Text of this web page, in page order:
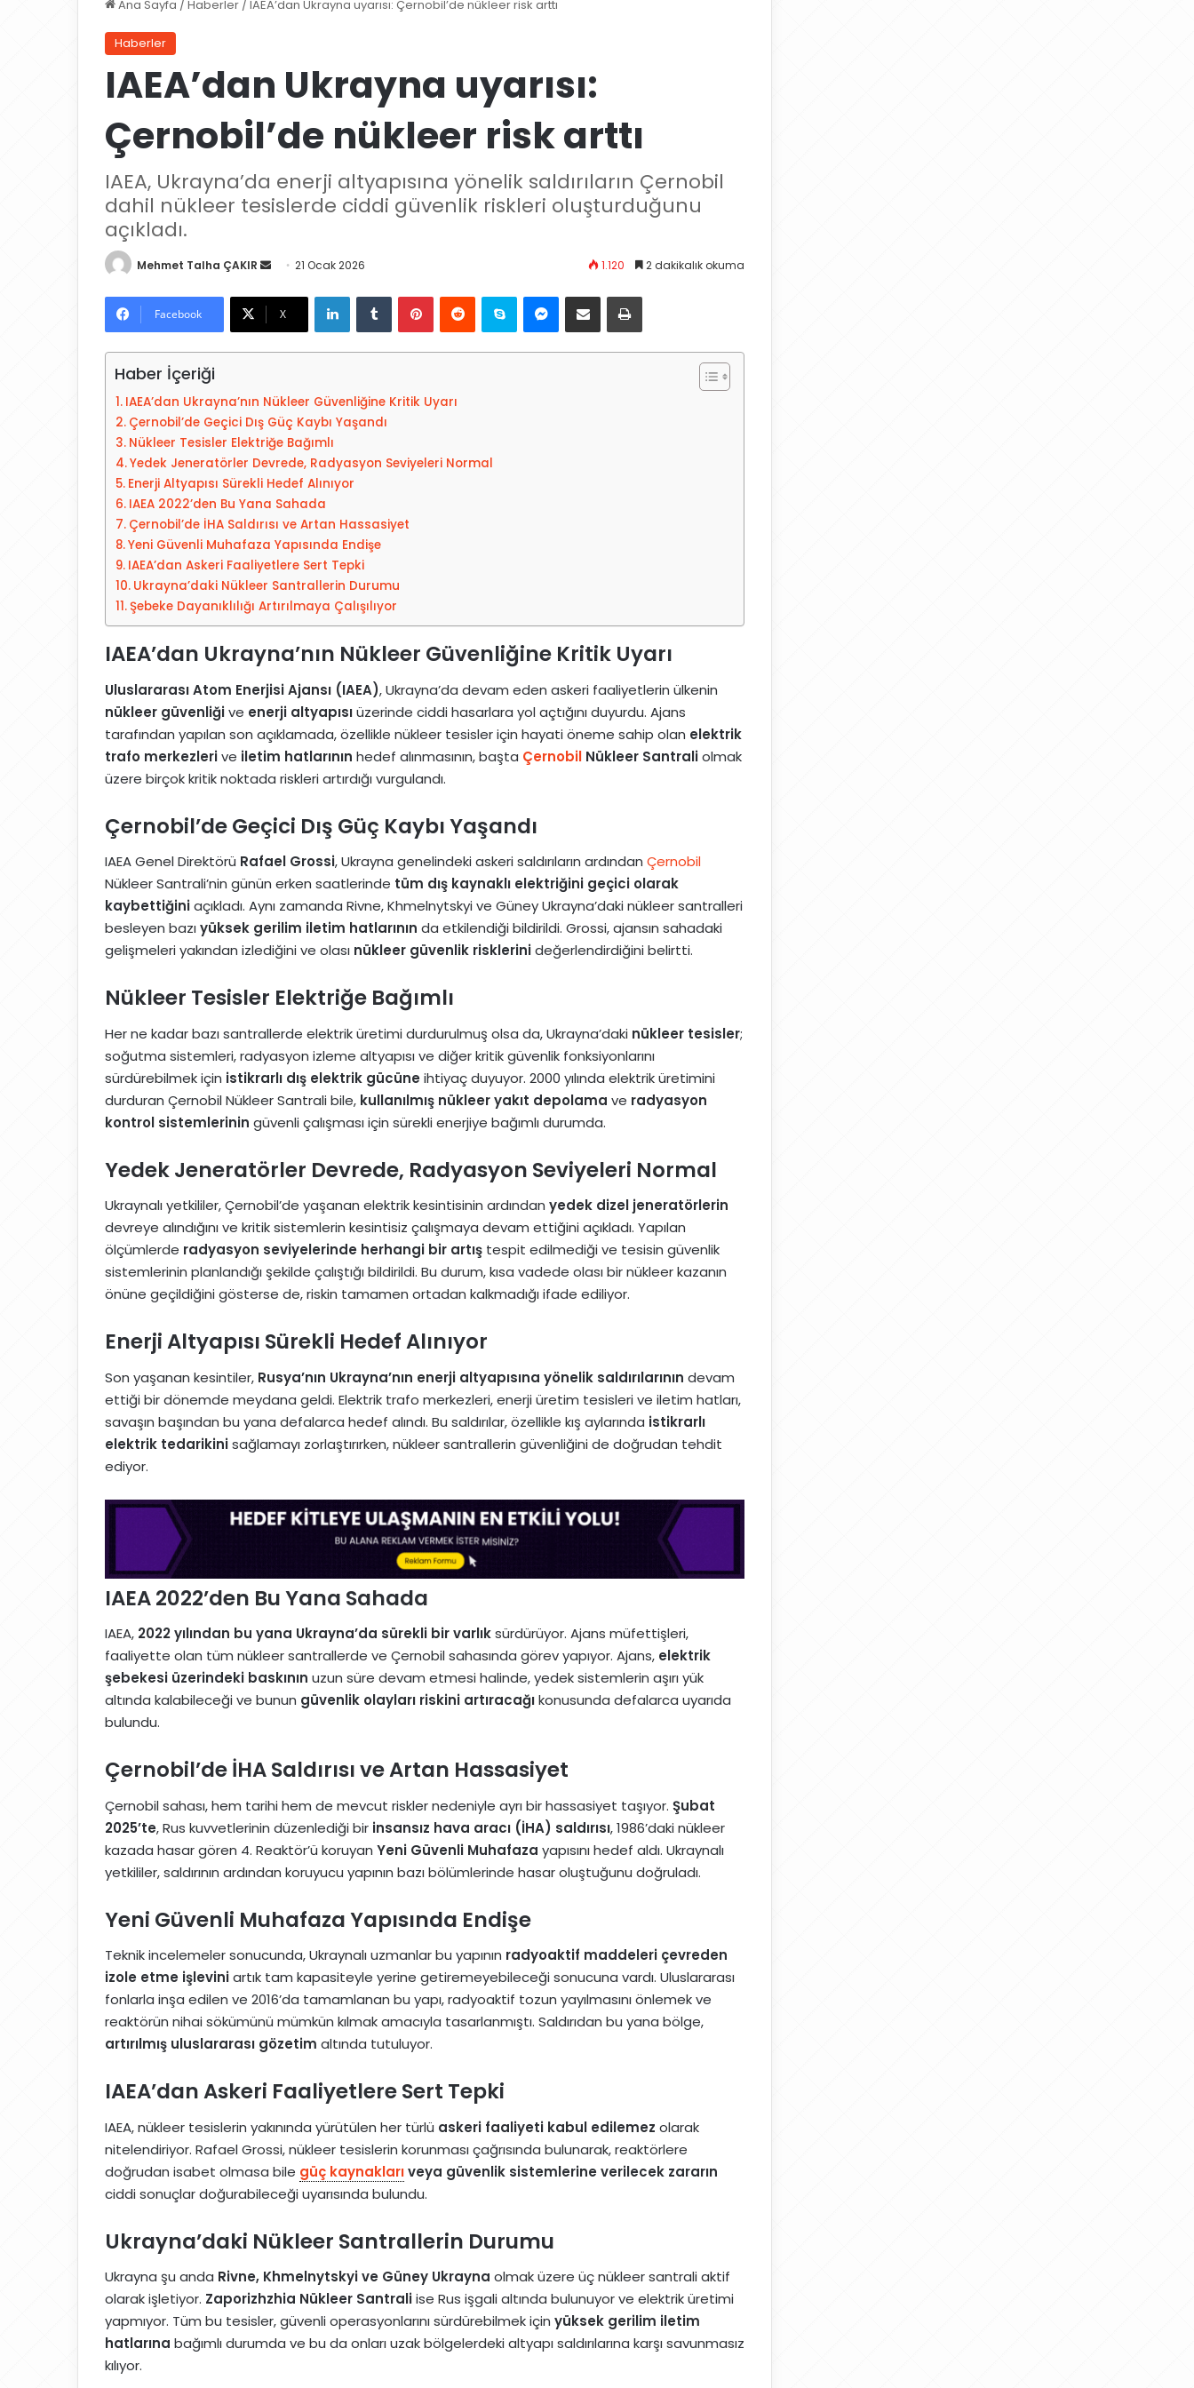
Ana Sayfa /Haberler /IAEA’dan Ukrayna uyarısı: Çernobil’de nükleer risk arttı
Haberler
IAEA’dan Ukrayna uyarısı:
Çernobil’de nükleer risk arttı
IAEA, Ukrayna’da enerji altyapısına yönelik saldırıların Çernobil
dahil nükleer tesislerde ciddi güvenlik riskleri oluşturduğunu
açıkladı.
Mehmet Talha ÇAKIR
e
-
o
s
t
a
g
ö
n
d
e
r
m
e
k
21 Ocak 2026 1.120 2 dakikalık okuma
Facebook X
LinkedIn Skype
Haber İçeriği
IAEA’dan Ukrayna’nın Nükleer Güvenliğine Kritik Uyarı
Çernobil’de Geçici Dış Güç Kaybı Yaşandı
Nükleer Tesisler Elektriğe Bağımlı
Yedek Jeneratörler Devrede, Radyasyon Seviyeleri Normal
Enerji Altyapısı Sürekli Hedef Alınıyor
IAEA 2022’den Bu Yana Sahada
Çernobil’de İHA Saldırısı ve Artan Hassasiyet
Yeni Güvenli Muhafaza Yapısında Endişe
IAEA’dan Askeri Faaliyetlere Sert Tepki
Ukrayna’daki Nükleer Santrallerin Durumu
Şebeke Dayanıklılığı Artırılmaya Çalışılıyor
IAEA’dan Ukrayna’nın Nükleer Güvenliğine Kritik Uyarı
Uluslararası Atom Enerjisi Ajansı (IAEA), Ukrayna’da devam eden askeri faaliyetlerin ülkenin
nükleer güvenliğive enerji altyapısıüzerinde ciddi hasarlara yol açtığını duyurdu. Ajans
tarafından yapılan son açıklamada, özellikle nükleer tesisler için hayati öneme sahip olan elektrik
trafo merkezlerive iletim hatlarının hedef alınmasının, başta Çernobil Nükleer Santraliolmak
üzere birçok kritik noktada riskleri artırdığı vurgulandı.
Çernobil’de Geçici Dış Güç Kaybı Yaşandı
IAEA Genel Direktörü Rafael Grossi, Ukrayna genelindeki askeri saldırıların ardından Çernobil
Nükleer Santrali’nin günün erken saatlerinde tüm dış kaynaklı elektriğini geçici olarak
kaybettiğiniaçıkladı. Aynı zamanda Rivne, Khmelnytskyi ve Güney Ukrayna’daki nükleer santralleri
besleyen bazıyüksek gerilim iletim hatlarının da etkilendiği bildirildi. Grossi, ajansın sahadaki
gelişmeleri yakından izlediğini ve olası nükleer güvenlik risklerinideğerlendirdiğini belirtti.
Nükleer Tesisler Elektriğe Bağımlı
Her ne kadar bazı santrallerde elektrik üretimi durdurulmuş olsa da, Ukrayna’daki nükleer tesisler;
soğutma sistemleri, radyasyon izleme altyapısı ve diğer kritik güvenlik fonksiyonlarını
sürdürebilmek için istikrarlı dış elektrik gücüneihtiyaç duyuyor. 2000 yılında elektrik üretimini
durduran Çernobil Nükleer Santrali bile, kullanılmış nükleer yakıt depolama ve radyasyon
kontrol sistemlerinin güvenli çalışması için sürekli enerjiye bağımlı durumda.
Yedek Jeneratörler Devrede, Radyasyon Seviyeleri Normal
Ukraynalı yetkililer, Çernobil’de yaşanan elektrik kesintisinin ardından yedek dizel jeneratörlerin
devreye alındığını ve kritik sistemlerin kesintisiz çalışmaya devam ettiğini açıkladı. Yapılan
ölçümlerde radyasyon seviyelerinde herhangi bir artış tespit edilmediği ve tesisin güvenlik
sistemlerinin planlandığı şekilde çalıştığı bildirildi. Bu durum, kısa vadede olası bir nükleer kazanın
önüne geçildiğini gösterse de, riskin tamamen ortadan kalkmadığı ifade ediliyor.
Enerji Altyapısı Sürekli Hedef Alınıyor
Son yaşanan kesintiler, Rusya’nın Ukrayna’nın enerji altyapısına yönelik saldırılarının devam
ettiği bir dönemde meydana geldi. Elektrik trafo merkezleri, enerji üretim tesisleri ve iletim hatları,
savaşın başından bu yana defalarca hedef alındı. Bu saldırılar, özellikle kış aylarında istikrarlı
elektrik tedarikinisağlamayı zorlaştırırken, nükleer santrallerin güvenliğini de doğrudan tehdit
ediyor.
IAEA 2022’den Bu Yana Sahada
IAEA, 2022 yılından bu yana Ukrayna’da sürekli bir varlıksürdürüyor. Ajans müfettişleri,
faaliyette olan tüm nükleer santrallerde ve Çernobil sahasında görev yapıyor. Ajans, elektrik
şebekesi üzerindeki baskının uzun süre devam etmesi halinde, yedek sistemlerin aşırı yük
altında kalabileceği ve bunun güvenlik olayları riskini artıracağıkonusunda defalarca uyarıda
bulundu.
Çernobil’de İHA Saldırısı ve Artan Hassasiyet
Çernobil sahası, hem tarihi hem de mevcut riskler nedeniyle ayrı bir hassasiyet taşıyor. Şubat
2025’te, Rus kuvvetlerinin düzenlediği bir insansız hava aracı (İHA) saldırısı, 1986’daki nükleer
kazada hasar gören 4. Reaktör’ü koruyan Yeni Güvenli Muhafaza yapısını hedef aldı. Ukraynalı
yetkililer, saldırının ardından koruyucu yapının bazı bölümlerinde hasar oluştuğunu doğruladı.
Yeni Güvenli Muhafaza Yapısında Endişe
Teknik incelemeler sonucunda, Ukraynalı uzmanlar bu yapının radyoaktif maddeleri çevreden
izole etme işleviniartık tam kapasiteyle yerine getiremeyebileceği sonucuna vardı. Uluslararası
fonlarla inşa edilen ve 2016’da tamamlanan bu yapı, radyoaktif tozun yayılmasını önlemek ve
reaktörün nihai sökümünü mümkün kılmak amacıyla tasarlanmıştı. Saldırıdan bu yana bölge,
artırılmış uluslararası gözetim altında tutuluyor.
IAEA’dan Askeri Faaliyetlere Sert Tepki
IAEA, nükleer tesislerin yakınında yürütülen her türlü askeri faaliyeti kabul edilemez olarak
nitelendiriyor. Rafael Grossi, nükleer tesislerin korunması çağrısında bulunarak, reaktörlere
doğrudan isabet olmasa bile güç kaynaklarıveya güvenlik sistemlerine verilecek zararın
ciddi sonuçlar doğurabileceği uyarısında bulundu.
Ukrayna’daki Nükleer Santrallerin Durumu
Ukrayna şu anda Rivne, Khmelnytskyi ve Güney Ukrayna olmak üzere üç nükleer santrali aktif
olarak işletiyor. Zaporizhzhia Nükleer Santraliise Rus işgali altında bulunuyor ve elektrik üretimi
yapmıyor. Tüm bu tesisler, güvenli operasyonlarını sürdürebilmek için yüksek gerilim iletim
hatlarına bağımlı durumda ve bu da onları uzak bölgelerdeki altyapı saldırılarına karşı savunmasız
kılıyor.